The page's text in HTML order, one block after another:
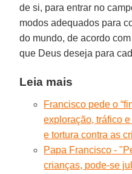
de si, para entrar no
modos adequados para
do mundo, de acordo
que Deus deseja para
Leia mais
Francisco pede o
exploração, tráfico
e tortura contra as
Papa Francisco -
crianças, pode-se